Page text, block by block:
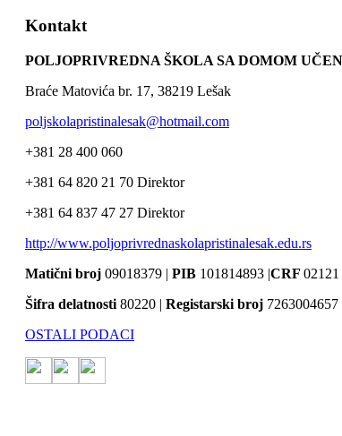
Kontakt
POLJOPRIVREDNA ŠKOLA SA DOMOM
Braće Matovića br. 17, 38219 Lešak
poljskolapristinalesak@hotmail.com
+381 28 400 060
+381 64 820 21 70 Direktor
+381 64 837 47 27 Direktor
http://www.poljoprivrednaskolapristinalesak.edu.rs
Matični broj 09018379 | PIB 101814893 |CRF 02121
Šifra delatnosti 80220 | Registarski broj 7263004657
OSTALI PODACI